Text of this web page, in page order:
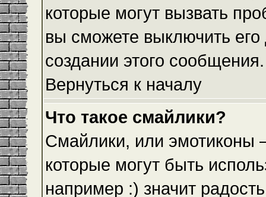
которые могут вызвать
вы сможете выключить
создании этого сообщения.
Вернуться к началу
Что такое смайлики?
Смайлики, или эмотиконы
которые могут быть
например :) значит